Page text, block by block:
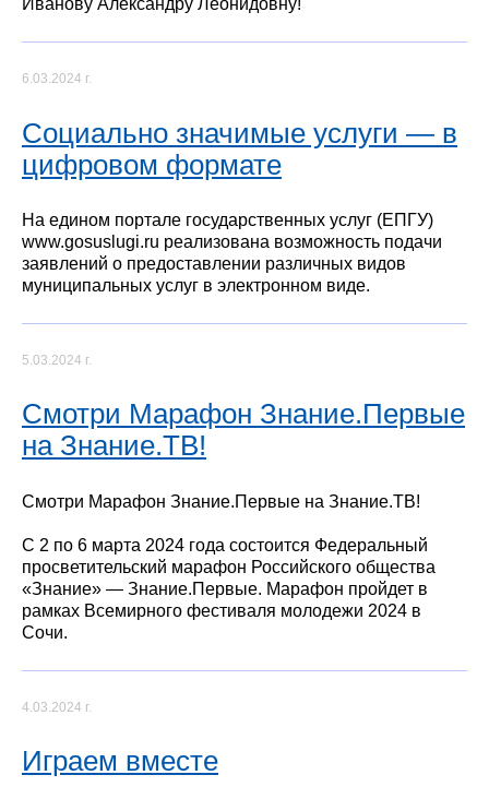
Иванову Александру Леонидовну!
6.03.2024 г.
Социально значимые услуги — в
цифровом формате
На едином портале государственных услуг (ЕПГУ)
www.gosuslugi.ru реализована возможность подачи
заявлений о предоставлении различных видов
муниципальных услуг в электронном виде.
5.03.2024 г.
Смотри Марафон Знание.Первые
на Знание.ТВ!
Смотри Марафон Знание.Первые на Знание.ТВ!
С 2 по 6 марта 2024 года состоится Федеральный
просветительский марафон Российского общества
«Знание» — Знание.Первые. Марафон пройдет в
рамках Всемирного фестиваля молодежи 2024 в
Сочи.
4.03.2024 г.
Играем вместе